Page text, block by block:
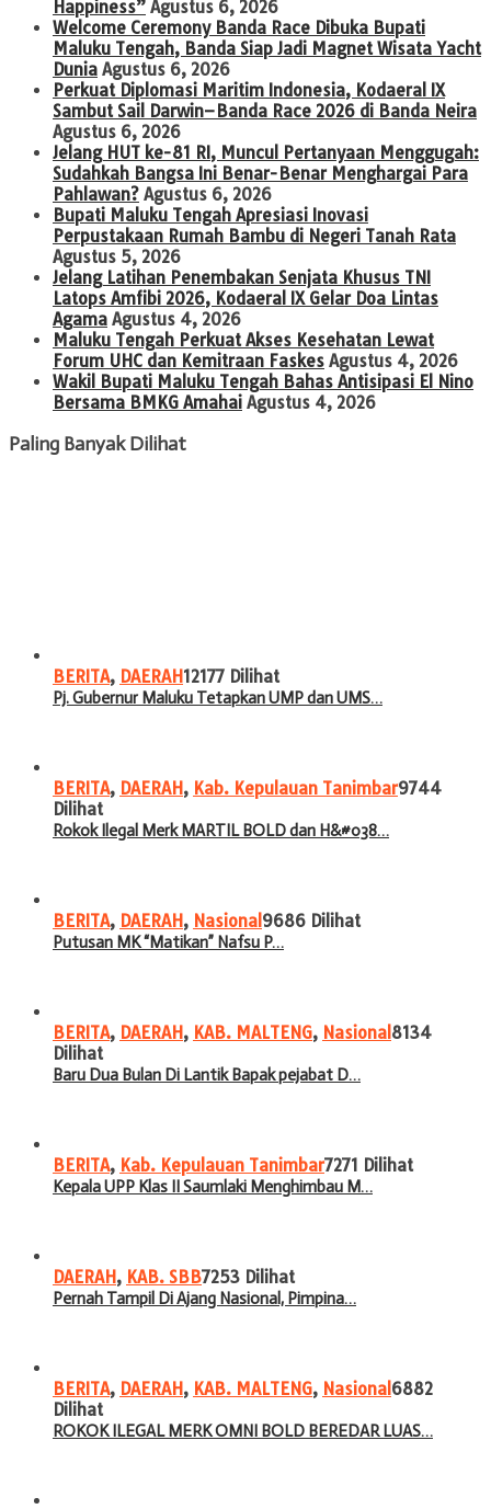
Happiness” Agustus 6, 2026
Welcome Ceremony Banda Race Dibuka Bupati
Maluku Tengah, Banda Siap Jadi Magnet Wisata Yacht
Dunia Agustus 6, 2026
Perkuat Diplomasi Maritim Indonesia, Kodaeral IX
Sambut Sail Darwin–Banda Race 2026 di Banda Neira
Agustus 6, 2026
Jelang HUT ke-81 RI, Muncul Pertanyaan Menggugah:
Sudahkah Bangsa Ini Benar-Benar Menghargai Para
Pahlawan? Agustus 6, 2026
Bupati Maluku Tengah Apresiasi Inovasi
Perpustakaan Rumah Bambu di Negeri Tanah Rata
Agustus 5, 2026
Jelang Latihan Penembakan Senjata Khusus TNI
Latops Amfibi 2026, Kodaeral IX Gelar Doa Lintas
Agama Agustus 4, 2026
Maluku Tengah Perkuat Akses Kesehatan Lewat
Forum UHC dan Kemitraan Faskes Agustus 4, 2026
Wakil Bupati Maluku Tengah Bahas Antisipasi El Nino
Bersama BMKG Amahai Agustus 4, 2026
Paling Banyak Dilihat
BERITA, DAERAH12177 Dilihat
Pj. Gubernur Maluku Tetapkan UMP dan UMS…
BERITA, DAERAH, Kab. Kepulauan Tanimbar9744
Dilihat
Rokok Ilegal Merk MARTIL BOLD dan H&#038…
BERITA, DAERAH, Nasional 9686 Dilihat
Putusan MK “Matikan” Nafsu P…
BERITA, DAERAH, KAB. MALTENG, Nasional 8134
Dilihat
Baru Dua Bulan Di Lantik Bapak pejabat D…
BERITA, Kab. Kepulauan Tanimbar7271 Dilihat
Kepala UPP Klas II Saumlaki Menghimbau M…
DAERAH, KAB. SBB7253 Dilihat
Pernah Tampil Di Ajang Nasional, Pimpina…
BERITA, DAERAH, KAB. MALTENG, Nasional 6882
Dilihat
ROKOK ILEGAL MERK OMNI BOLD BEREDAR LUAS…